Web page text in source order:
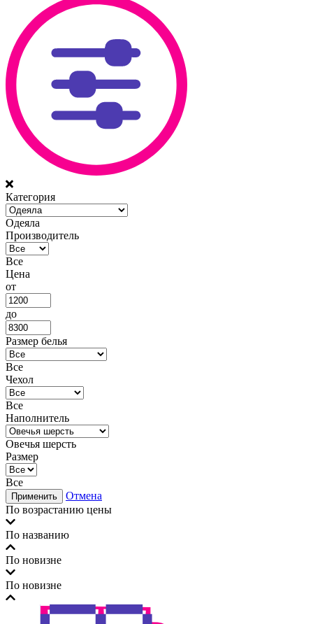
Категория
Одеяла
Производитель
Все
Цена
от
до
Размер белья
Все
Чехол
Все
Наполнитель
Овечья шерсть
Размер
Все
Применить
Отмена
По возрастанию цены
По названию
По новизне
По новизне